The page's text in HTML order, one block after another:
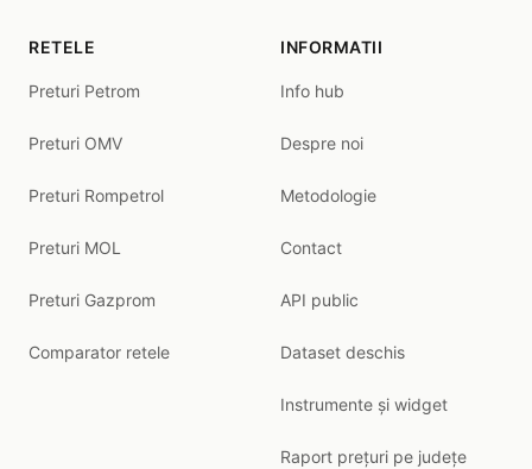
RETELE
Preturi Petrom
Preturi OMV
Preturi Rompetrol
Preturi MOL
Preturi Gazprom
Comparator retele
INFORMATII
Info hub
Despre noi
Metodologie
Contact
API public
Dataset deschis
Instrumente și widget
Raport prețuri pe județe